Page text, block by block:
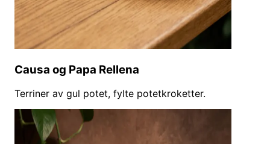
Causa og Papa Rellena
Terriner av gul potet, fylte potetkroketter.